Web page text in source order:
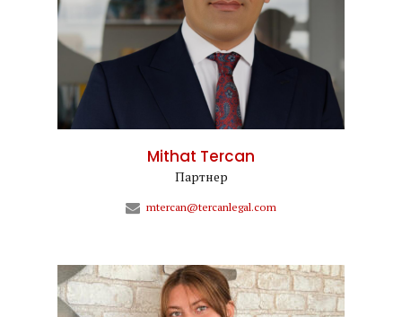
Mithat Tercan
Партнер
mtercan@tercanlegal.com